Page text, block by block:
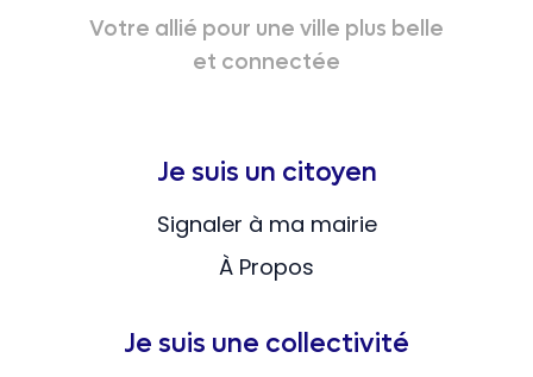
Votre allié pour une ville plus belle
et connectée
Je suis un citoyen
Signaler à ma mairie
À Propos
Je suis une collectivité